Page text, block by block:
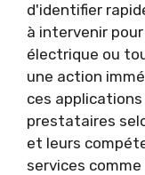
d'identifier
à intervenir
électrique ou
une action
ces
prestataires
et leurs
services